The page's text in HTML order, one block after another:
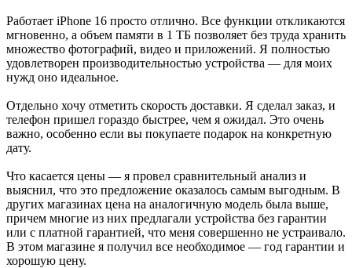
Работает iPhone 16 просто отлично. Все функции откликаются
мгновенно, а объем памяти в 1 ТБ позволяет без труда хранить
множество фотографий, видео и приложений. Я полностью
удовлетворен производительностью устройства — для моих
нужд оно идеальное.
Отдельно хочу отметить скорость доставки. Я сделал заказ, и
телефон пришел гораздо быстрее, чем я ожидал. Это очень
важно, особенно если вы покупаете подарок на конкретную
дату.
Что касается цены — я провел сравнительный анализ и
выяснил, что это предложение оказалось самым выгодным. В
других магазинах цена на аналогичную модель была выше,
причем многие из них предлагали устройства без гарантии
или с платной гарантией, что меня совершенно не устраивало.
В этом магазине я получил все необходимое — год гарантии и
хорошую цену.